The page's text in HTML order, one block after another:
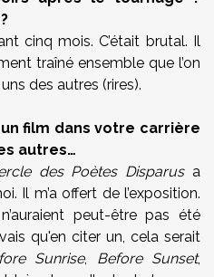
cinq mois. C’était brutal. Il
traîné ensemble que l’on
des autres (rires).
film dans votre carrière
autres…
des Poètes Disparusa
Il m’a offert de l’exposition.
peut-être pas été
qu'en citer un, cela serait
Sunrise, Before Sunset,